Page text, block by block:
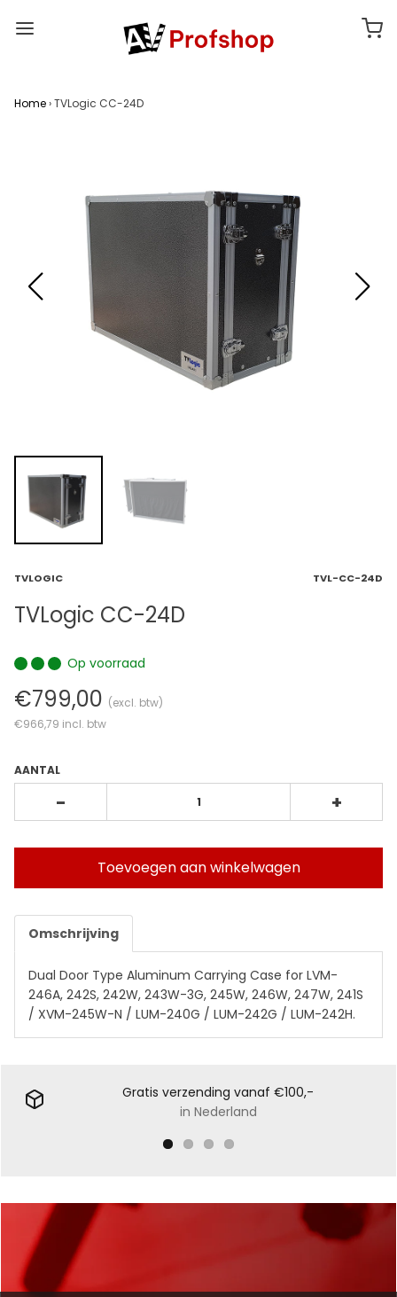
Home›TVLogic CC-24D
TVLOGIC TVL-CC-24D
TVLogic CC-24D
Op voorraad
€799,00 (excl. btw)
€966,79 incl. btw
AANTAL
- +
Toevoegen aan winkelwagen
Omschrijving
Dual Door Type Aluminum Carrying Case for LVM-
246A, 242S, 242W, 243W-3G, 245W, 246W, 247W, 241S
/ XVM-245W-N / LUM-240G / LUM-242G / LUM-242H.
Gratis verzending vanaf €100,-
in Nederland